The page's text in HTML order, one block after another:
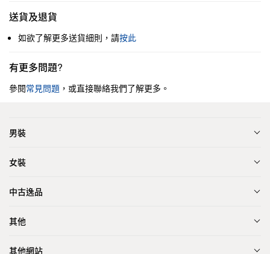
送貨及退貨
如欲了解更多送貨細則，請按此
有更多問題?
參閱常見問題 ，或直接聯絡我們了解更多。
男裝
女裝
中古逸品
其他
其他網站